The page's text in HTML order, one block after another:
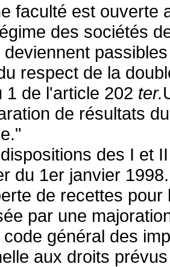
faculté est ouverte
des sociétés
deviennent
respect de la
1 de l'article 202 ter.
de résultats
des I et
du 1er janvier 1998.
de recettes
par une
code général des
aux droits